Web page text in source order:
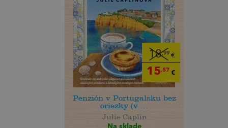
18,99 €
15,57 €
Penzión v Portugalsku bez
oriezky (v ...
Julie Caplin
Na sklade